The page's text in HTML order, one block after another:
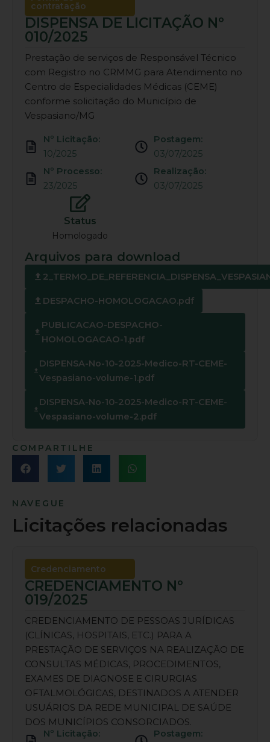
contratação
DISPENSA DE LICITAÇÃO Nº
010/2025
Prestação de serviços de Responsável Técnico
com Registro no CRMMG para Atendimento no
Centro de Especialidades Médicas (CEME)
conforme solicitação do Município de
Vespasiano/MG
Nº Licitação:
10/2025
Nº Processo:
23/2025
Postagem:
03/07/2025
Realização:
03/07/2025
Status
Homologado
Arquivos para download
DESPACHO-HOMOLOGACAO.pdf
PUBLICACAO-DESPACHO-
HOMOLOGACAO-1.pdf
DISPENSA-No-10-2025-Medico-RT-CEME-
Vespasiano-volume-1.pdf
DISPENSA-No-10-2025-Medico-RT-CEME-
Vespasiano-volume-2.pdf
COMPARTILHE
NAVEGUE
Licitações relacionadas
Credenciamento
CREDENCIAMENTO Nº
019/2025
CREDENCIAMENTO DE PESSOAS JURÍDICAS
(CLÍNICAS, HOSPITAIS, ETC.) PARA A
PRESTAÇÃO DE SERVIÇOS NA REALIZAÇÃO DE
CONSULTAS MÉDICAS, PROCEDIMENTOS,
EXAMES DE DIAGNOSE E CIRURGIAS
OFTALMOLÓGICAS, DESTINADOS A ATENDER
USUÁRIOS DA REDE MUNICIPAL DE SAÚDE
DOS MUNICÍPIOS CONSORCIADOS.
Nº Licitação:
Postagem: